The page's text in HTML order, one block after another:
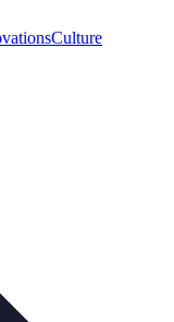
Culture